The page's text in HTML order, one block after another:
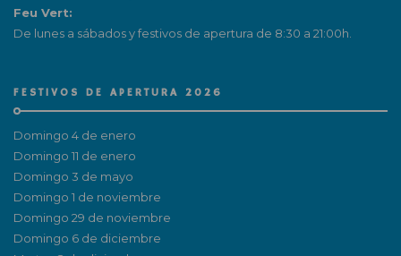
Feu Vert:
De lunes a sábados y festivos de apertura de 8:30 a 21:00h.
FESTIVOS DE APERTURA 2026
Domingo 4 de enero
Domingo 11 de enero
Domingo 3 de mayo
Domingo 1 de noviembre
Domingo 29 de noviembre
Domingo 6 de diciembre